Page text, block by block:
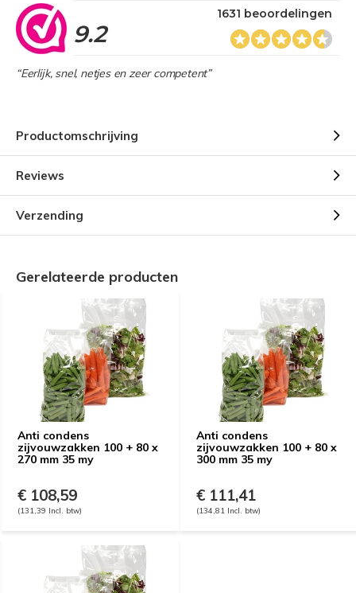
9.2
1631 beoordelingen
“Eerlijk, snel, netjes en zeer competent”
Productomschrijving
Reviews
Verzending
Gerelateerde producten
Anti condens
zijvouwzakken 100 + 80 x
270 mm 35 my
€ 108,59
(131,39 Incl. btw)
Anti condens
zijvouwzakken 100 + 80 x
300 mm 35 my
€ 111,41
(134,81 Incl. btw)